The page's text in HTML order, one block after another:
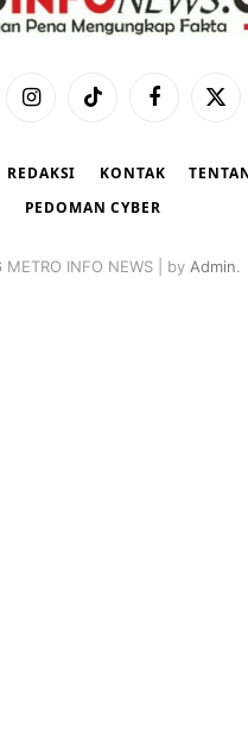
InstagramTikTok Facebook
X
REDAKSI KONTAK
PEDOMAN CYBER
INFO NEWS | by Admin.